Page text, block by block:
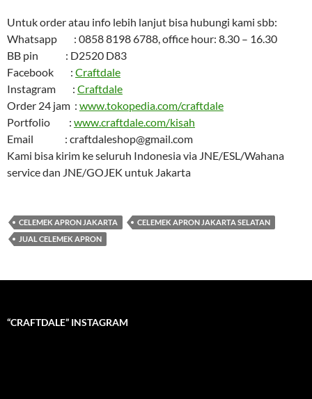
Untuk order atau info lebih lanjut bisa hubungi kami sbb:
Whatsapp : 0858 8198 6788, office hour: 8.30 – 16.30
BB pin : D2520 D83
Facebook : Craftdale
Instagram : Craftdale
Order 24 jam : www.tokopedia.com/craftdale
Portfolio : www.craftdale.com/kisah
Email : craftdaleshop@gmail.com
Kami bisa kirim ke seluruh Indonesia via JNE/ESL/Wahana
service dan JNE/GOJEK untuk Jakarta
CELEMEK APRON JAKARTA
CELEMEK APRON JAKARTA SELATAN
JUAL CELEMEK APRON
“CRAFTDALE” INSTAGRAM